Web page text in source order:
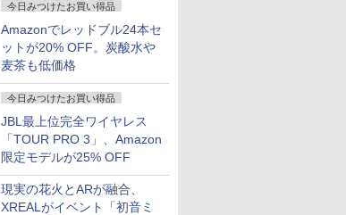
今日みつけたお買い得品
Amazonでレッドブル24本セ
ットが20% OFF。炭酸水や
麦茶も低価格
今日みつけたお買い得品
JBL最上位完全ワイヤレス
「TOUR PRO 3」、Amazon
限定モデルが25% OFF
現実の花火とARが融合、
XREALがイベント「初音ミ